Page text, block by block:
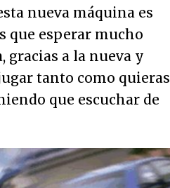
nueva máquina es
que esperar mucho
gracias a la nueva y
tanto como quieras
que escuchar de